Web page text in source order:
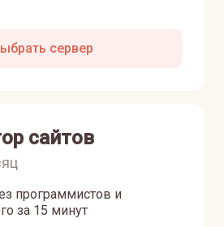
сервер
сайтов
программистов и
за 15 минут